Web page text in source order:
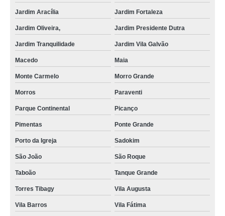
Jardim Aracília Jardim Fortaleza
Jardim Oliveira, Jardim Presidente Dutra
Jardim Tranquilidade Jardim Vila Galvão
Macedo Maia
Monte Carmelo Morro Grande
Morros Paraventi
Parque Continental Picanço
Pimentas Ponte Grande
Porto da Igreja Sadokim
São João São Roque
Taboão Tanque Grande
Torres Tibagy Vila Augusta
Vila Barros Vila Fátima